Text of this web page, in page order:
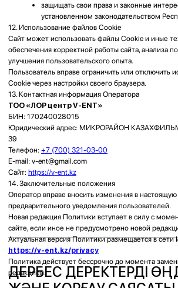
қабылдауға жазылуды ұйымдастыру;
пациенттермен кері байланыс жүргізу;
қызмет көрсету сапасын жақсарту;
Қазақстан Республикасы заңнамасының талаптарын орындау.
4. Өңделетін дербес деректердің тізбесі
нысандар орналастырылмаған.
Сайтты пайдалану барысында Оператор кері байланыс немесе
қабылдауға жазылу нысандары арқылы дербес деректерді автоматты
Пайдаланушы дербес деректерін WhatsApp, телефон байланысы,
электрондық пошта немесе өзге байланыс арналары арқылы өз еркімен
Өтініштің сипатына байланысты келесі деректер өңделуі мүмкін:
телефон нөмірі;
пайдаланушы хабарламасында көрсетілген мәліметтер;
пайдаланушы өз еркімен ұсынған өзге де ақпарат.
5. Дербес деректерді өңдеудің құқықтық негіздері
Дербес деректерді өңдеудің құқықтық негіздері:
Қазақстан Республикасының «Дербес деректер және оларды
дербес деректер субъектісінің келісімі;
пайдаланушының байланыс арналары арқылы жолдаған өтініші;
Қазақстан Республикасының заңнамасында көзделген өзге де
негіздер.
6. Дербес деректерді өңдеу қағидаттары
Дербес деректер келесі қағидаттар негізінде өңделеді:
заңдылық және әділдік;
нақты және заңды мақсаттарға қол жеткізу үшін ғана өңдеу;
деректердің дұрыстығы мен өзектілігі;
дербес деректердің құпиялылығы;
артық деректерді өңдеуге жол бермеу;